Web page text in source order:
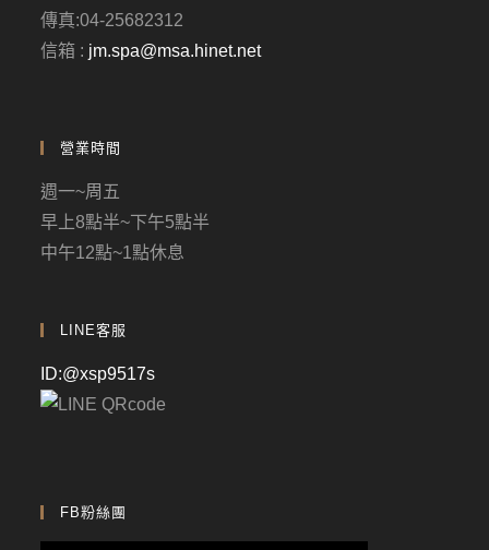
傳真:04-25682312
信箱 : jm.spa@msa.hinet.net
營業時間
週一~周五
早上8點半~下午5點半
中午12點~1點休息
LINE客服
ID:@xsp9517s
FB粉絲團